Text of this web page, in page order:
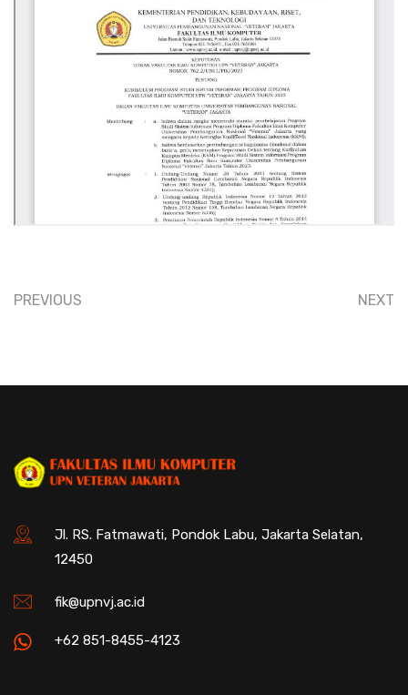
PREVIOUS NEXT
Jl. RS. Fatmawati, Pondok Labu, Jakarta Selatan,
12450
fik@upnvj.ac.id
+62 851-8455-4123